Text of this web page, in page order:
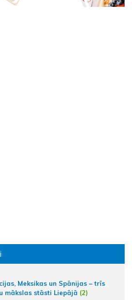
Meksikas un Spānijas – trīs
mākslas stāsti Liepājā (2)